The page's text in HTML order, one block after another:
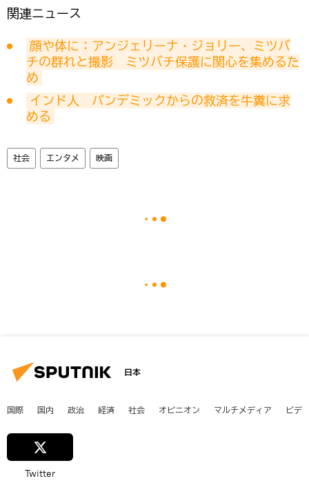
関連ニュース
顔や体に：アンジェリーナ・ジョリー、ミツバ
チの群れと撮影　ミツバチ保護に関心を集めるた
め
インド人　パンデミックからの救済を牛糞に求
める
社会 エンタメ 映画
日本
国際 国内 政治 経済 社会 オピニオン マルチメディア ビデ
Twitter